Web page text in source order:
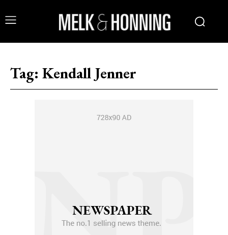
Tag: Kendall Jenner